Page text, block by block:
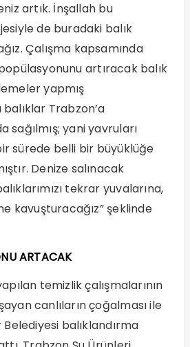
artık. İnşallah bu
de buradaki balık
Çalışma kapsamında
artıracak balık
yapmış
Trabzon’a
sağılmış; yani yavruları
sürede belli bir büyüklüğe
Denize salınacak
tekrar yuvalarına,
kavuşturacağız” şeklinde
ARTACAK
temizlik çalışmalarının
canlıların çoğalması ile
balıklandırma